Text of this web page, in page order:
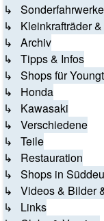
↳
↳ Kleinkrafträder &
↳ Archiv
↳ Tipps & Infos
↳ Shops für
↳ Honda
↳ Kawasaki
↳ Verschiedene
↳ Teile
↳ Restauration
↳ Shops in
↳ Videos & Bilder
↳ Links